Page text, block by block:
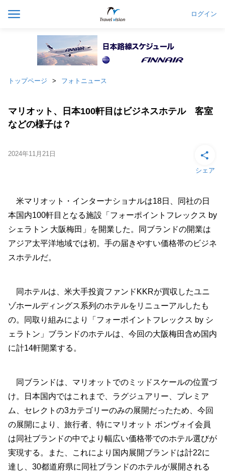
ログイン
トップページ フォトニュース
マリオット、日本100軒目はビジネスホテル 客室
などの様子は？
2024年11月21日
シェア
米マリオット・インターナショナルは18日、同社の日
本国内100軒目となる施設「フォーポイントフレックス by
シェラトン 大阪梅田」を開業した。同ブランドの開業は
アジア太平洋地域では初。手の届きやすい価格帯のビジネ
スホテルだ。
同ホテルは、米大手投資ファンドKKRが買収したユニ
ゾホールディングス系列のホテルをリニューアルしたも
の。同取り組みにより「フォーポイントフレックス by シ
ェラトン」ブランドのホテルは、今回の大阪梅田含め国内
に計14軒開業する。
同ブランドは、マリオットでのミッドスケールの位置づ
け。日本国内ではこれまで、ラグジュアリー、プレミア
ム、セレクトの3カテゴリーのみの展開だったため、今回
の展開により、旅行者、特にマリオット ボンヴォイ会員
は同社ブランドの中でより幅広い価格帯でのホテル選びが
実現する。また、これにより国内展開ブランドは計22に
達し、30都道府県に同社ブランドのホテルが展開される